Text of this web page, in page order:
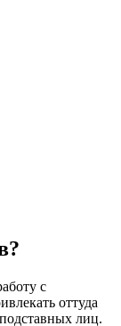
с
оттуда
лиц.